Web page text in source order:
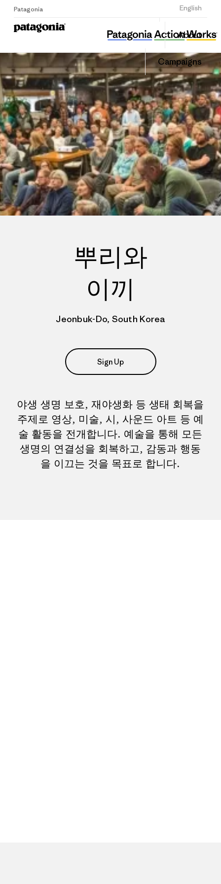
Patagonia English
Sign Up
About
Campaigns
뿌리와 이끼
Share
this
Share
on
뿌리와
이끼
Jeonbuk-Do, South Korea
Sign Up
야생 생명 보호, 재야생화 등 생태 회복을
주제로 영상, 미술, 시, 사운드 아트 등 예
술 활동을 전개합니다. 예술을 통해 모든
생명의 연결성을 회복하고, 감동과 행동
을 이끄는 것을 목표로 합니다.